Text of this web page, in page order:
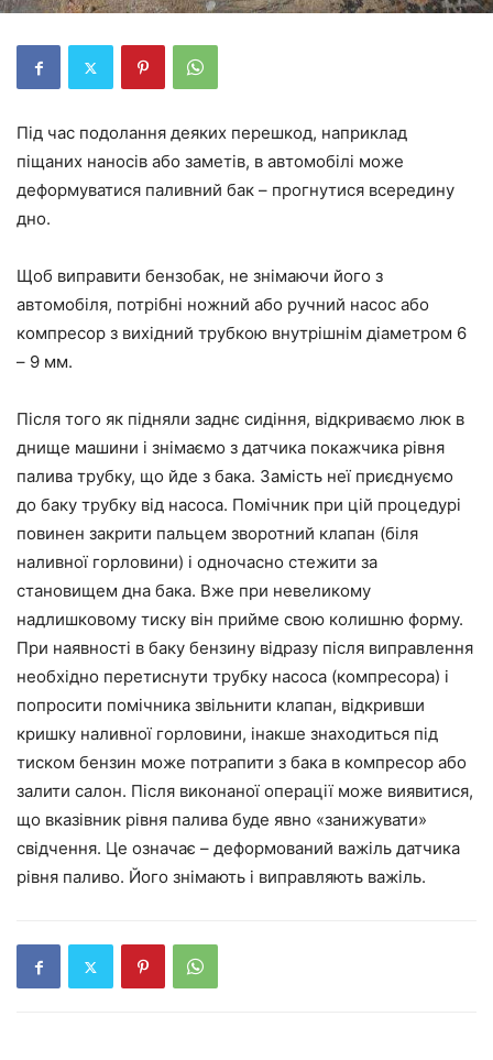
Під час подолання деяких перешкод, наприклад
піщаних наносів або заметів, в автомобілі може
деформуватися паливний бак – прогнутися всередину
дно.
Щоб виправити бензобак, не знімаючи його з
автомобіля, потрібні ножний або ручний насос або
компресор з вихідний трубкою внутрішнім діаметром 6
– 9 мм.
Після того як підняли заднє сидіння, відкриваємо люк в
днище машини і знімаємо з датчика покажчика рівня
палива трубку, що йде з бака. Замість неї приєднуємо
до баку трубку від насоса. Помічник при цій процедурі
повинен закрити пальцем зворотний клапан (біля
наливної горловини) і одночасно стежити за
становищем дна бака. Вже при невеликому
надлишковому тиску він прийме свою колишню форму.
При наявності в баку бензину відразу після виправлення
необхідно перетиснути трубку насоса (компресора) і
попросити помічника звільнити клапан, відкривши
кришку наливної горловини, інакше знаходиться під
тиском бензин може потрапити з бака в компресор або
залити салон. Після виконаної операції може виявитися,
що вказівник рівня палива буде явно «занижувати»
свідчення. Це означає – деформований важіль датчика
рівня паливо. Його знімають і виправляють важіль.